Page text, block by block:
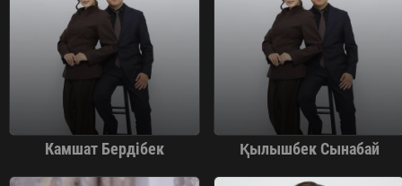
Камшат Бердібек Қылышбек Сынабай